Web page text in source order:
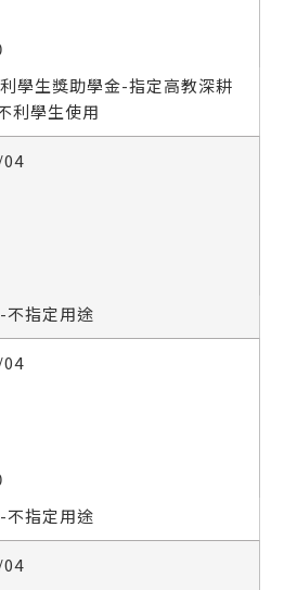
學生獎助學金-指定高教深耕
利學生使用
不指定用途
不指定用途